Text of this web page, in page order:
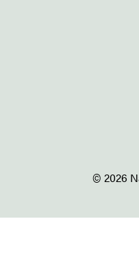
© 2026